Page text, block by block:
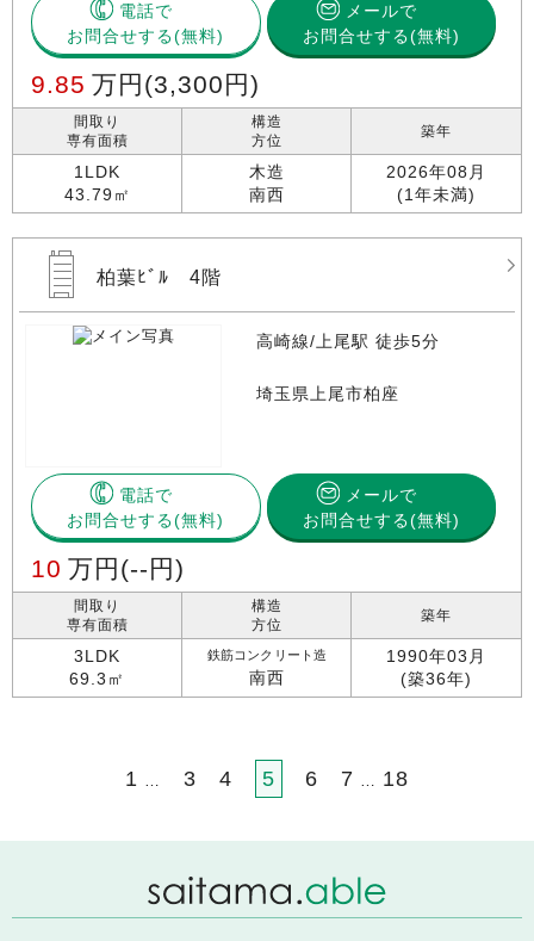
電話で
お問合せする
メールで
お問合せする(無料)
9.85 万円 (3,300円)
間取り
専有面積
1LDK
43.79㎡
構造
方位
木造
南西
築年
2026年08月
(1年未満)
柏葉ﾋﾞﾙ 4階
高崎線/上尾駅 徒歩5分
埼玉県上尾市柏座
電話で
お問合せする
メールで
お問合せする(無料)
10 万円 (--円)
間取り
専有面積
3LDK
69.3㎡
構造
方位
鉄筋コンクリート造
南西
築年
1990年03月
(築36年)
1 … 3 4 5 6 7 … 18